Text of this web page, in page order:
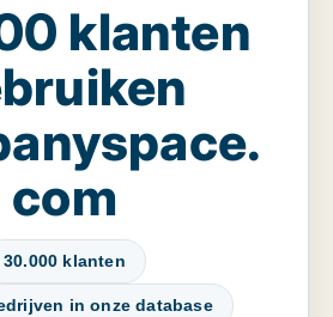
klanten
com
30.000 klanten
in onze database